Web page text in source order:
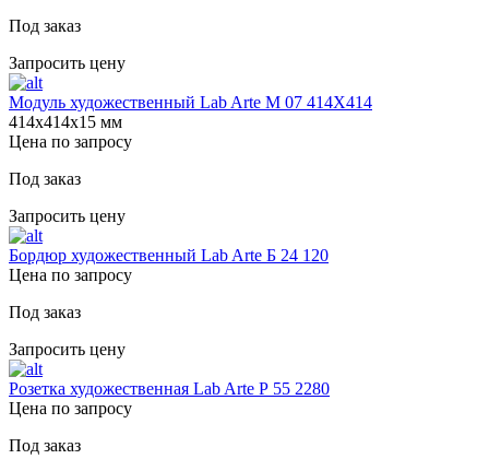
Под заказ
Запросить цену
Модуль художественный Lab Arte М 07 414Х414
414х414х15 мм
Цена по запросу
Под заказ
Запросить цену
Бордюр художественный Lab Arte Б 24 120
Цена по запросу
Под заказ
Запросить цену
Розетка художественная Lab Arte Р 55 2280
Цена по запросу
Под заказ